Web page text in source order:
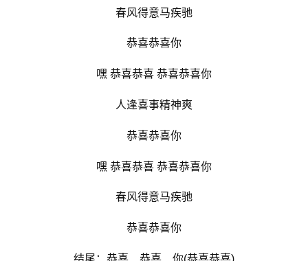
春风得意马疾驰
恭喜恭喜你
嘿 恭喜恭喜 恭喜恭喜你
人逢喜事精神爽
恭喜恭喜你
嘿 恭喜恭喜 恭喜恭喜你
春风得意马疾驰
恭喜恭喜你
结尾：恭喜…恭喜…你(恭喜恭喜)